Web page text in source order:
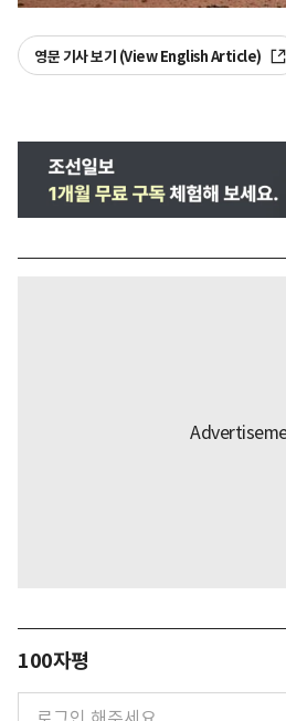
영문 기사 보기 (View English Article)
100자평